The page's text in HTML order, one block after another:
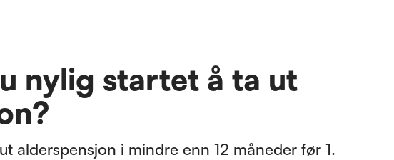
nylig startet å ta ut
alderspensjon i mindre enn 12 måneder før 1.